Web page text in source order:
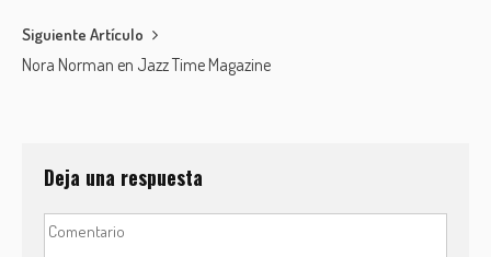
Siguiente Artículo
Nora Norman en Jazz Time Magazine
Deja una respuesta